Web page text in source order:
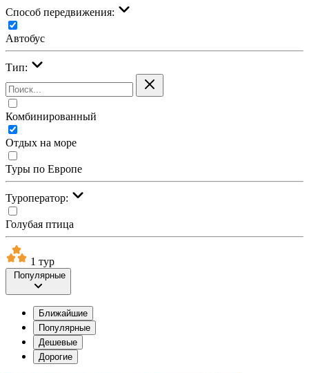
Cпособ передвижения:
Автобус
Тип:
Комбинированный
Отдых на море
Туры по Европе
Туроператор:
Голубая птица
1 тур
Популярные
Ближайшие
Популярные
Дешевые
Дорогие